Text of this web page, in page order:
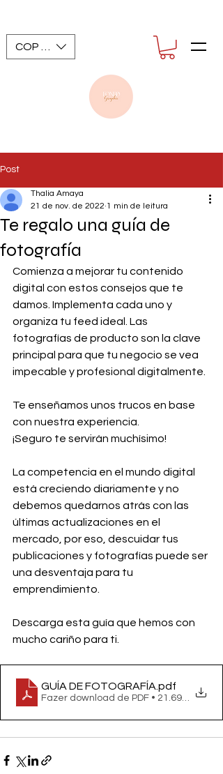
COP ($)
Post
Te regalo una guía de
fotografía
Thalia Amaya
21 de nov. de 2022 1 min de leitura
Comienza a mejorar tu contenido
digital con estos consejos que te
damos. Implementa cada uno y
organiza tu feed ideal. Las
fotografías de producto son la clave
principal para que tu negocio se vea
impecable y profesional digitalmente.
Te enseñamos unos trucos en base
con nuestra experiencia.
¡Seguro te servirán muchísimo!
La competencia en el mundo digital
está creciendo diariamente y no
debemos quedarnos atrás con las
últimas actualizaciones en el
mercado, por eso, descuidar tus
publicaciones y fotografías puede ser
una desventaja para tu
emprendimiento.
Descarga esta guía que hemos con
mucho cariño para ti.
GUÍA DE FOTOGRAFÍA .pdf
Fazer download de PDF • 21.69MB